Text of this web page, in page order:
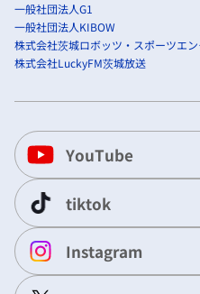
一般社団法人G1
一般社団法人KIBOW
株式会社茨城ロボッツ・スポーツエ
株式会社LuckyFM茨城放送
YouTube
tiktok
Instagram